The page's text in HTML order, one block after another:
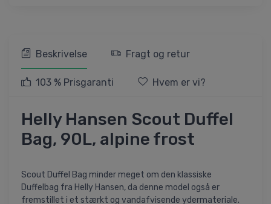
Beskrivelse Fragt og retur
103 % Prisgaranti Hvem er vi?
Helly Hansen Scout Duffel
Bag, 90L, alpine frost
Scout Duffel Bag minder meget om den klassiske
Duffelbag fra Helly Hansen, da denne model også er
fremstillet i et stærkt og vandafvisende ydermateriale.